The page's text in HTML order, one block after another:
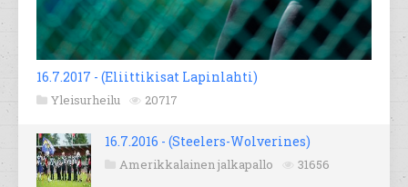
16.7.2017 - (Eliittikisat Lapinlahti)
Yleisurheilu 20717
16.7.2016 - (Steelers-Wolverines)
Amerikkalainen jalkapallo 31656